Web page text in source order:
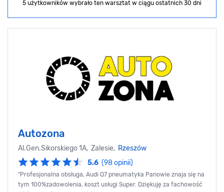
5 użytkowników wybrało ten warsztat w ciągu ostatnich 30 dni
Autozona
Al.Gen.Sikorskiego 1A, Zalesie, Rzeszów
5.6 (98 opinii)
"Profesjonalna obsługa, Audi Q7 pneumatyka Panowie znaja się na
tym 100%zadowolenia, koszt usługi Super. Dziękuję za fachowość